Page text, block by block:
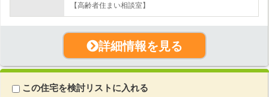
【高齢者住まい相談室】
詳細情報を見る
この住宅を検討リストに入れる